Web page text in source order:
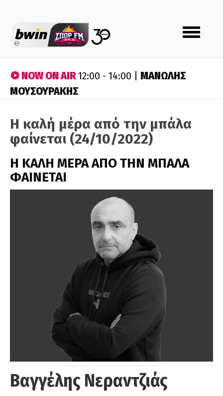
Toggle
navigation
NOW ON AIR12:00 - 14:00 | ΜΑΝΩΛΗΣ
ΜΟΥΣΟΥΡΑΚΗΣ
Η καλή μέρα από την μπάλα
φαίνεται (24/10/2022)
H ΚΑΛΗ ΜΕΡΑ ΑΠΟ ΤΗΝ ΜΠΑΛΑ
ΦΑΙΝΕΤΑΙ
Βαγγέλης Νεραντζιάς